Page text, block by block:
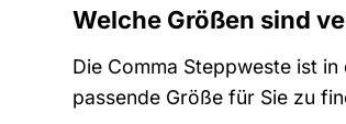
Welche Größen sind
Die Comma Steppweste ist
passende Größe für Sie zu